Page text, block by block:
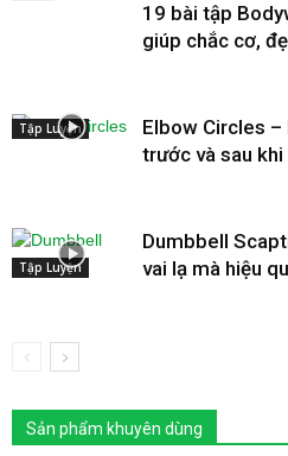
19 bài tập
giúp chắc cơ,
Tập Luyện
Elbow Circles
trước và sau khi
Tập Luyện
Dumbbell
vai lạ mà hiệu
Sản phẩm khuyên dùng